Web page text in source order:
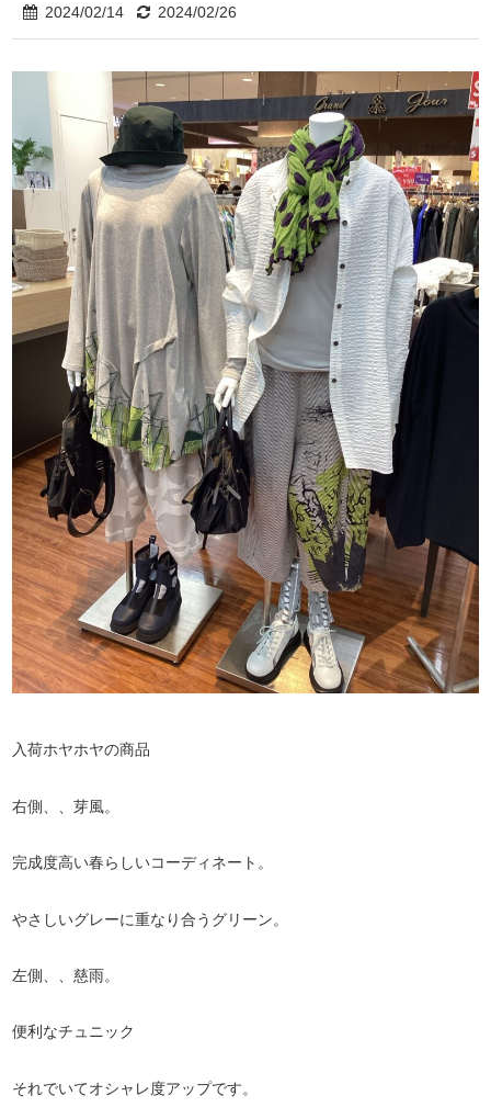
2024/02/14 2024/02/26
入荷ホヤホヤの商品
右側、、芽風。
完成度高い春らしいコーディネート。
やさしいグレーに重なり合うグリーン。
左側、、慈雨。
便利なチュニック
それでいてオシャレ度アップです。